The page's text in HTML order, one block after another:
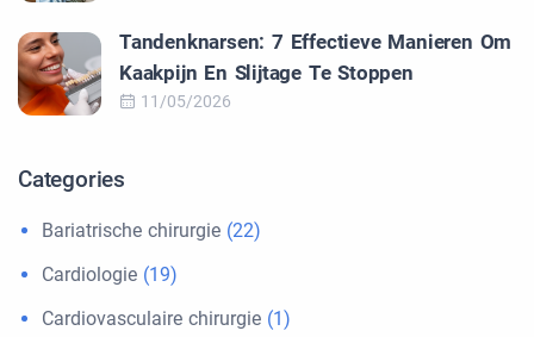
Tandenknarsen: 7 Effectieve Manieren Om
Kaakpijn En Slijtage Te Stoppen
11/05/2026
Categories
Bariatrische chirurgie (22)
Cardiologie (19)
Cardiovasculaire chirurgie (1)